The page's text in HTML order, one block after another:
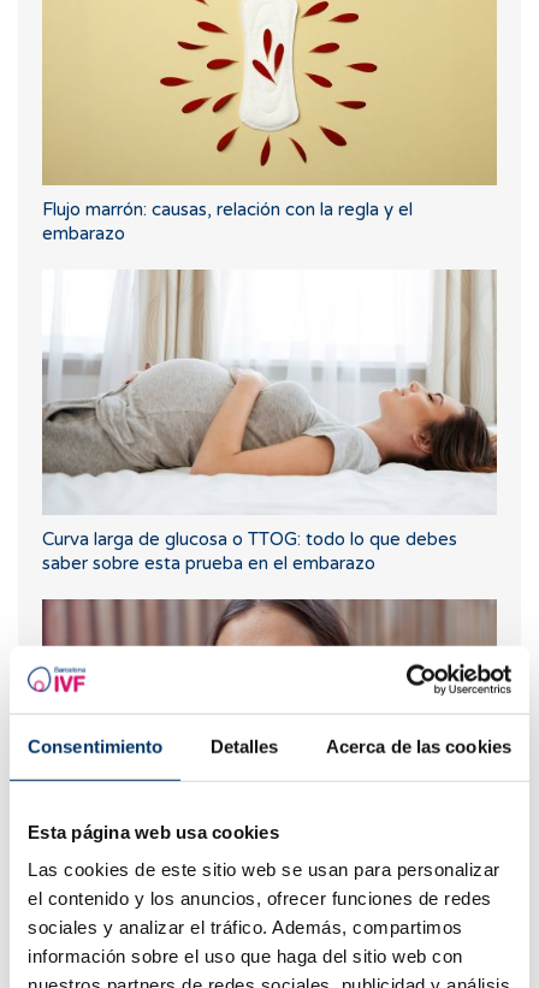
Consentimiento Detalles Acerca de las cookies
Esta página web usa cookies
Las cookies de este sitio web se usan para personalizar
el contenido y los anuncios, ofrecer funciones de redes
sociales y analizar el tráfico. Además, compartimos
información sobre el uso que haga del sitio web con
Flujo marrón: causas, relación con la regla y el
embarazo
Curva larga de glucosa o TTOG: todo lo que debes
saber sobre esta prueba en el embarazo
¿Cuáles son los síntomas de implantación embrionaria?